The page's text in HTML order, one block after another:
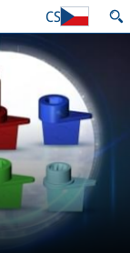
CS